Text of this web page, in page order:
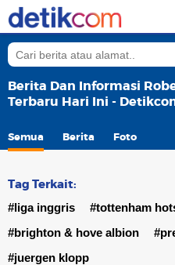
Berita Dan Informasi
Terbaru Hari Ini -
Semua Berita Foto
Tag Terkait:
#liga inggris
#tottenham
#brighton & hove albion
#juergen klopp